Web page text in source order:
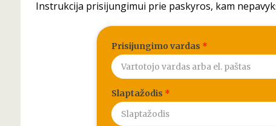
Instrukcija prisijungimui prie paskyros, kam
Prisijungimo vardas *
Slaptažodis *